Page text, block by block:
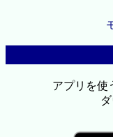
アプリを使